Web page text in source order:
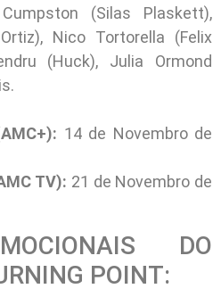
(Silas Plaskett),
Nico Tortorella (Felix
(Huck), Julia Ormond
14 de Novembro de
TV): 21 de Novembro de
DO
POINT: